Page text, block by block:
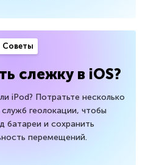
Советы
слежку в iOS?
iPod? Потратьте несколько
геолокации, чтобы
батареи и сохранить
перемещений.